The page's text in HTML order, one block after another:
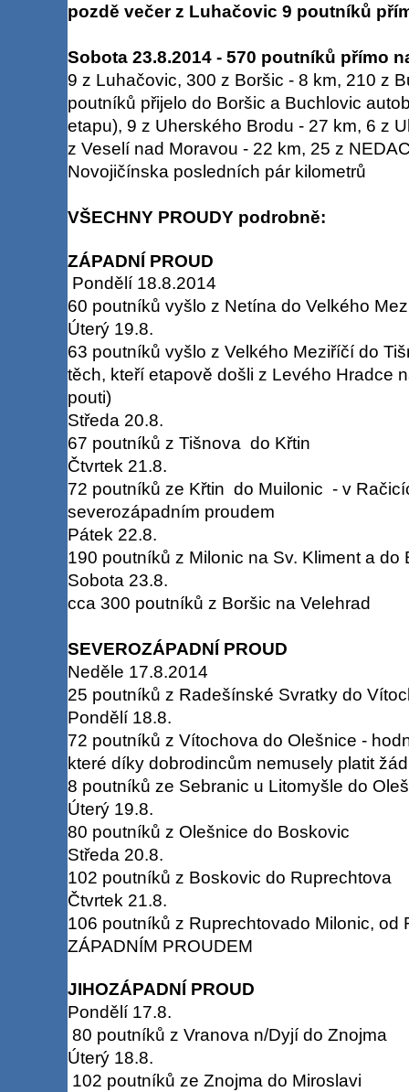
pozdě večer z Luhačovic 9 poutníků
Sobota 23.8.2014 - 570 poutníků přímo
9 z Luhačovic, 300 z Boršic - 8 km, 210 z
poutníků přijelo do Boršic a Buchlovic
etapu), 9 z Uherského Brodu - 27 km, 6 z
z Veselí nad Moravou - 22 km, 25 z
Novojičínska posledních pár kilometrů
VŠECHNY PROUDY podrobně:
ZÁPADNÍ PROUD
Pondělí 18.8.2014
60 poutníků vyšlo z Netína do Velkého
Úterý 19.8.
63 poutníků vyšlo z Velkého Meziříčí do
těch, kteří etapově došli z Levého Hradce
pouti)
Středa 20.8.
67 poutníků z Tišnova do Křtin
Čtvrtek 21.8.
72 poutníků ze Křtin do Muilonic - v
severozápadním proudem
Pátek 22.8.
190 poutníků z Milonic na Sv. Kliment a do
Sobota 23.8.
cca 300 poutníků z Boršic na Velehrad
SEVEROZÁPADNÍ PROUD
Neděle 17.8.2014
25 poutníků z Radešínské Svratky do
Pondělí 18.8.
72 poutníků z Vítochova do Olešnice -
které díky dobrodincům nemusely platit
8 poutníků ze Sebranic u Litomyšle do
Úterý 19.8.
80 poutníků z Olešnice do Boskovic
Středa 20.8.
102 poutníků z Boskovic do Ruprechtova
Čtvrtek 21.8.
106 poutníků z Ruprechtovado Milonic, od
ZÁPADNÍM PROUDEM
JIHOZÁPADNÍ PROUD
Pondělí 17.8.
80 poutníků z Vranova n/Dyjí do Znojma
Úterý 18.8.
102 poutníků ze Znojma do Miroslavi